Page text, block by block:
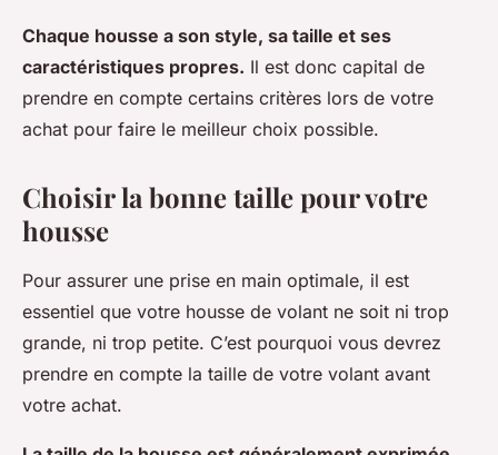
Chaque housse a son style, sa taille et ses
caractéristiques propres. Il est donc capital de
prendre en compte certains critères lors de votre
achat pour faire le meilleur choix possible.
Choisir la bonne taille pour votre
housse
Pour assurer une prise en main optimale, il est
essentiel que votre housse de volant ne soit ni trop
grande, ni trop petite. C’est pourquoi vous devrez
prendre en compte la taille de votre volant avant
votre achat.